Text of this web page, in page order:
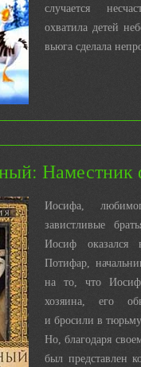
случается
охватила детей
вьюга сделала
Наместник
Иосифа,
завистливые
Иосиф
Потифар,
на то, что Иосиф
хозяина, его
и бросили в
Но, благодаря
был представлен